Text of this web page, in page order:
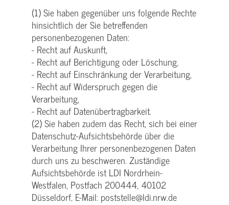
(1) Sie haben gegenüber uns folgende Rechte
hinsichtlich der Sie betreffenden
personenbezogenen Daten:
- Recht auf Auskunft,
- Recht auf Berichtigung oder Löschung,
- Recht auf Einschränkung der Verarbeitung,
- Recht auf Widerspruch gegen die
Verarbeitung,
- Recht auf Datenübertragbarkeit.
(2) Sie haben zudem das Recht, sich bei einer
Datenschutz-Aufsichtsbehörde über die
Verarbeitung Ihrer personenbezogenen Daten
durch uns zu beschweren. Zuständige
Aufsichtsbehörde ist LDI Nordrhein-
Westfalen, Postfach 200444, 40102
Düsseldorf, E-Mail: poststelle@ldi.nrw.de